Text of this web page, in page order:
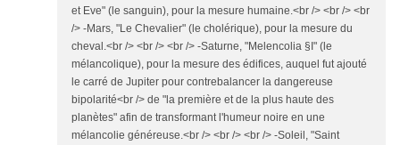
et Eve" (le sanguin), pour la mesure humaine.<br /> <br /> <br
/> -Mars, "Le Chevalier" (le cholérique), pour la mesure du
cheval.<br /> <br /> <br /> -Saturne, "Melencolia §I" (le
mélancolique), pour la mesure des édifices, auquel fut ajouté
le carré de Jupiter pour contrebalancer la dangereuse
bipolarité<br /> de "la première et de la plus haute des
planètes" afin de transformant l'humeur noire en une
mélancolie généreuse.<br /> <br /> <br /> -Soleil, "Saint